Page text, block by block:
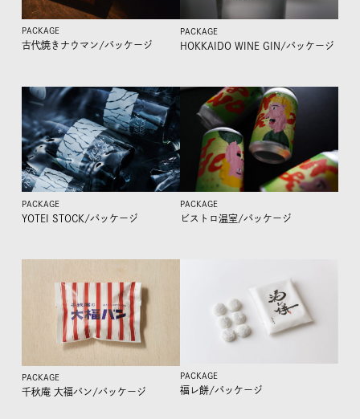
PACKAGE
古代焼きナウマン/パッケージ
PACKAGE
HOKKAIDO WINE GIN/パッケージ
PACKAGE
YOTEI STOCK/パッケージ
PACKAGE
ビストロ温室/パッケージ
PACKAGE
千秋庵 大福パン/パッケージ
PACKAGE
福レ餅/パッケージ